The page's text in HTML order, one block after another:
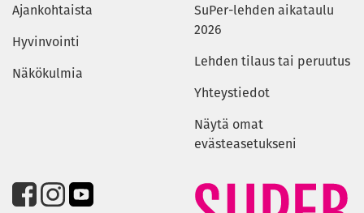
Ajankohtaista
Hyvinvointi
Näkökulmia
SuPer-lehden aikataulu
2026
Lehden tilaus tai peruutus
Yhteystiedot
Näytä omat
evästeasetukseni